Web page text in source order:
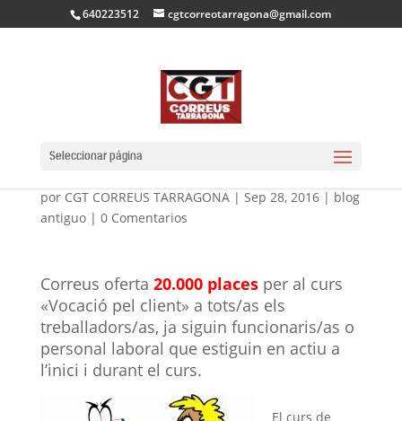
640223512 cgtcorreotarragona@gmail.com
Seleccionar página
EL CLIENTE»
por CGT CORREUS TARRAGONA| Sep 28, 2016| blog
antiguo| 0 Comentarios
Correus oferta 20.000 placesper al curs
«Vocació pel client» a tots/as els
treballadors/as, ja siguin funcionaris/as o
personal laboral que estiguin en actiu a
l’inici i durant el curs.
El curs de